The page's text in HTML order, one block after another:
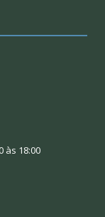
às 18:00